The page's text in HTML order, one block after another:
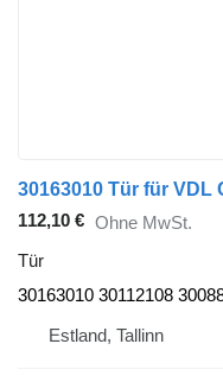
30163010 Tür für VDL
112,10 € Ohne MwSt.
Tür
30163010 30112108
Estland, Tallinn